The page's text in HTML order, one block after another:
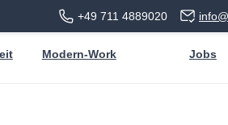
+49 711 4889020
Modern-Work Jobs